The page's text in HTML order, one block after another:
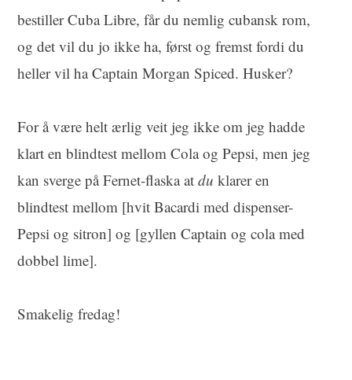
bestiller Cuba Libre, får du nemlig cubansk rom,
og det vil du jo ikke ha, først og fremst fordi du
heller vil ha Captain Morgan Spiced. Husker?
For å være helt ærlig veit jeg ikke om jeg hadde
klart en blindtest mellom Cola og Pepsi, men jeg
kan sverge på Fernet-flaska atdu klarer en
blindtest mellom [hvit Bacardi med dispenser-
Pepsi og sitron] og [gyllen Captain og cola med
dobbel lime].
Smakelig fredag!